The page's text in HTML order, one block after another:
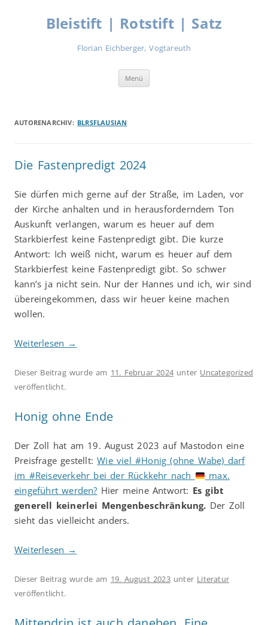
springenBleistift | Rotstift | Satz
Florian Eichberger, Vogtareuth
Menü
AUTORENARCHIV: BLRSFLAUSIAN
Die Fastenpredigt 2024
Sie dürfen mich gerne auf der Straße, im Laden, vor
der Kirche anhalten und in herausforderndem Ton
Auskunft verlangen, warum es heuer auf dem
Starkbierfest keine Fastenpredigt gibt. Die kurze
Antwort: Ich weiß nicht, warum es heuer auf dem
Starkbierfest keine Fastenpredigt gibt. So schwer
kann’s ja nicht sein. Nur der Hannes und ich, wir sind
übereingekommen, dass wir heuer keine machen
wollen.
Weiterlesen →
Dieser Beitrag wurde am 11. Februar 2024unter Uncategorized
veröffentlicht.
Honig ohne Ende
Der Zoll hat am 19. August 2023 auf Mastodon eine
Preisfrage gestellt:Wie viel #Honig (ohne Wabe) darf
im #Reiseverkehr bei der Rückkehr nach
max.
eingeführt werden? Hier meine Antwort: Es gibt
generell keinerlei Mengenbeschränkung. Der Zoll
sieht das vielleicht anders.
Weiterlesen →
Dieser Beitrag wurde am 19. August 2023unter Literatur
veröffentlicht.